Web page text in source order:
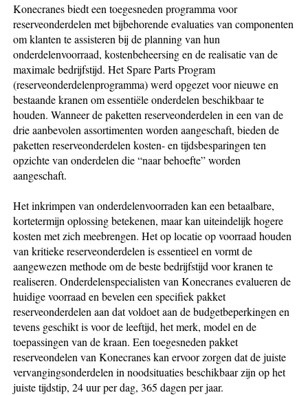
Konecranes biedt een toegesneden programma voor
reserveonderdelen met bijbehorende evaluaties van componenten
om klanten te assisteren bij de planning van hun
onderdelenvoorraad, kostenbeheersing en de realisatie van de
maximale bedrijfstijd. Het Spare Parts Program
(reserveonderdelenprogramma) werd opgezet voor nieuwe en
bestaande kranen om essentiële onderdelen beschikbaar te
houden. Wanneer de paketten reserveonderdelen in een van de
drie aanbevolen assortimenten worden aangeschaft, bieden de
paketten reserveonderdelen kosten- en tijdsbesparingen ten
opzichte van onderdelen die “naar behoefte” worden
aangeschaft.
Het inkrimpen van onderdelenvoorraden kan een betaalbare,
kortetermijn oplossing betekenen, maar kan uiteindelijk hogere
kosten met zich meebrengen. Het op locatie op voorraad houden
van kritieke reserveonderdelen is essentieel en vormt de
aangewezen methode om de beste bedrijfstijd voor kranen te
realiseren. Onderdelenspecialisten van Konecranes evalueren de
huidige voorraad en bevelen een specifiek pakket
reserveonderdelen aan dat voldoet aan de budgetbeperkingen en
tevens geschikt is voor de leeftijd, het merk, model en de
toepassingen van de kraan. Een toegesneden pakket
reserveondelen van Konecranes kan ervoor zorgen dat de juiste
vervangingsonderdelen in noodsituaties beschikbaar zijn op het
juiste tijdstip, 24 uur per dag, 365 dagen per jaar.